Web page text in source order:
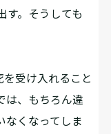
す。そうしても
受け入れること
は、もちろん違
なくなってしま